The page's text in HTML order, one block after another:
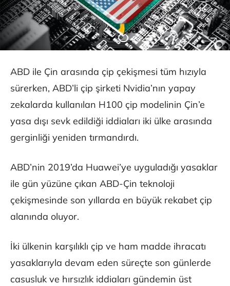
ABD ile Çin arasında çip çekişmesi tüm hızıyla
sürerken, ABD’li çip şirketi Nvidia’nın yapay
zekalarda kullanılan H100 çip modelinin Çin’e
yasa dışı sevk edildiği iddiaları iki ülke arasında
gerginliği yeniden tırmandırdı.
ABD’nin 2019’da Huawei’ye uyguladığı yasaklar
ile gün yüzüne çıkan ABD-Çin teknoloji
çekişmesinde son yıllarda en büyük rekabet çip
alanında oluyor.
İki ülkenin karşılıklı çip ve ham madde ihracatı
yasaklarıyla devam eden süreçte son günlerde
casusluk ve hırsızlık iddiaları gündemin üst